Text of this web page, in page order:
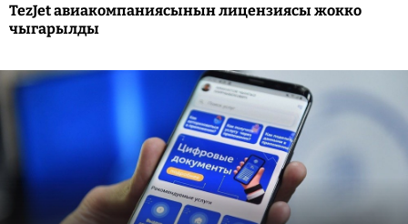
TezJet авиакомпаниясынын лицензиясы жокко
чыгарылды